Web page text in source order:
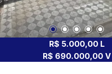
R$ 5.000,00 L
R$ 690.000,00 V